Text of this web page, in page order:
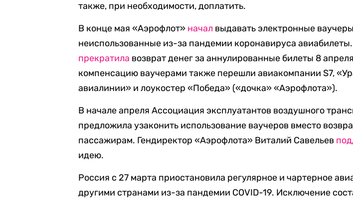
также, при необходимости, доплатить.
В конце мая «Аэрофлот» начал выдавать электронные
неиспользованные из-за пандемии коронавируса
прекратила возврат денег за аннулированные билеты 8
компенсацию ваучерами также перешли авиакомпании S7,
авиалинии» и лоукостер «Победа» («дочка» «Аэрофлота»).
В начале апреля Ассоциация эксплуатантов воздушного
предложила узаконить использование ваучеров вместо
пассажирам. Гендиректор «Аэрофлота» Виталий Савельев
идею.
Россия с 27 марта приостановила регулярное и чартерное
другими странами из-за пандемии COVID-19. Исключение